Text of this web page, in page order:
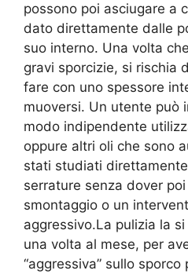
possono poi asciugare a
dato direttamente dalle
suo interno. Una volta
gravi sporcizie, si rischia
fare con uno spessore
muoversi. Un utente può
modo indipendente
oppure altri oli che sono
stati studiati
serrature senza dover
smontaggio o un
aggressivo.La pulizia la
una volta al mese, per
“aggressiva” sullo